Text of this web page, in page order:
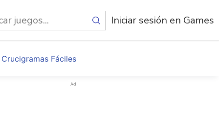
Iniciar sesión en Games
Crucigramas Fáciles
Ad